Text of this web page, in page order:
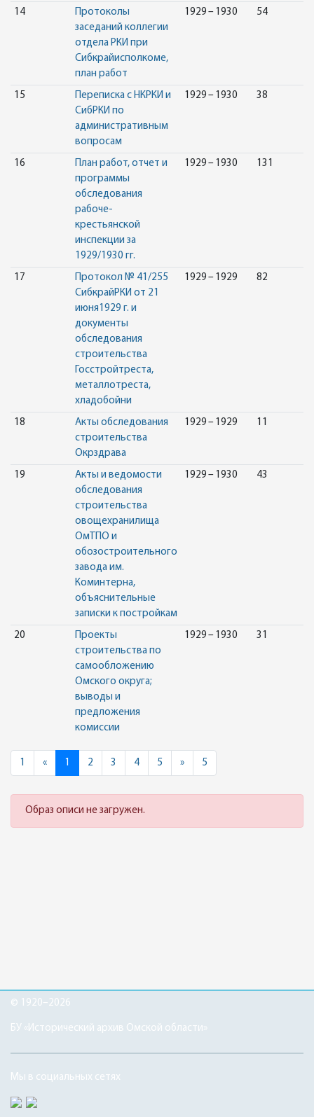
14
Протоколы
заседаний коллегии
отдела РКИ при
Сибкрайисполкоме,
план работ
1929 – 1930 54
15
Переписка с НКРКИ и
СибРКИ по
административным
вопросам
1929 – 1930 38
16
План работ, отчет и
программы
обследования
рабоче-
крестьянской
инспекции за
1929/1930 гг.
1929 – 1930 131
17
Протокол № 41/255
СибкрайРКИ от 21
июня1929 г. и
документы
обследования
строительства
Госстройтреста,
металлотреста,
хладобойни
1929 – 1929 82
18
Акты обследования
строительства
Окрздрава
1929 – 1929 11
19
Акты и ведомости
обследования
строительства
овощехранилища
ОмТПО и
обозостроительного
завода им.
Коминтерна,
объяснительные
записки к постройкам
1929 – 1930 43
20
Проекты
строительства по
самообложению
Омского округа;
выводы и
предложения
комиссии
1929 – 1930 31
1 «Previous
1 2 3 4 5 »Next5
Образ описи не загружен.
© 1920–2026
БУ «Исторический архив Омской области»
Мы в социальных сетях